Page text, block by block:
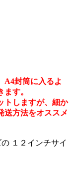
A4封筒に入るよ
す。
トしますが、細か
送方法をオススメ
１２インチサイ